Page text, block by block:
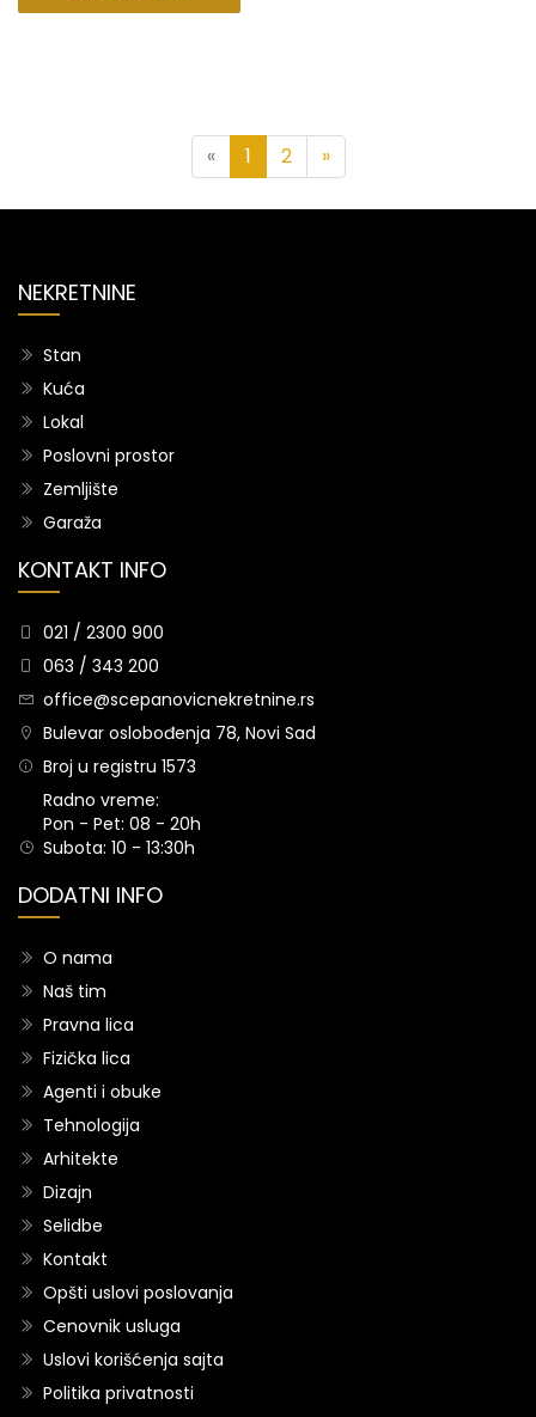
«Previous
1 2 »Next
NEKRETNINE
Stan
Kuća
Lokal
Poslovni prostor
Zemljište
Garaža
KONTAKT INFO
021 / 2300 900
063 / 343 200
office@scepanovicnekretnine.rs
Bulevar oslobođenja 78, Novi Sad
Broj u registru 1573
Radno vreme:
Pon - Pet: 08 - 20h
Subota: 10 - 13:30h
DODATNI INFO
O nama
Naš tim
Pravna lica
Fizička lica
Agenti i obuke
Tehnologija
Arhitekte
Dizajn
Selidbe
Kontakt
Opšti uslovi poslovanja
Cenovnik usluga
Uslovi korišćenja sajta
Politika privatnosti